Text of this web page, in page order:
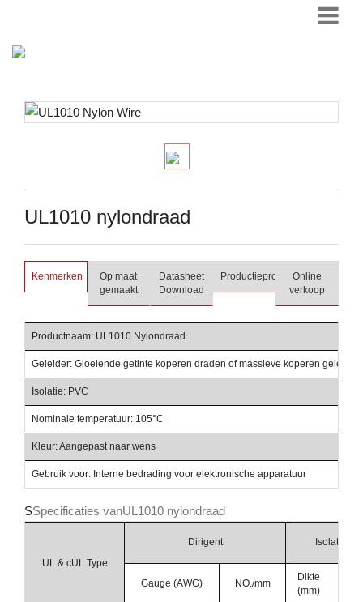
UL1010 nylondraad
Kenmerken
Op maat
gemaakt
Datasheet
Download
Productieproces Online
verkoop
Productnaam: UL1010 Nylondraad
Geleider: Gloeiende getinte koperen draden of massieve koperen geleider
Isolatie: PVC
Nominale temperatuur: 105°C
Kleur: Aangepast naar wens
Gebruik voor: Interne bedrading voor elektronische apparatuur
SSpecificaties vanUL1010 nylondraad
UL & cUL Type
Dirigent Isolatie
Gauge (AWG) NO./mm
Dikte
(mm)